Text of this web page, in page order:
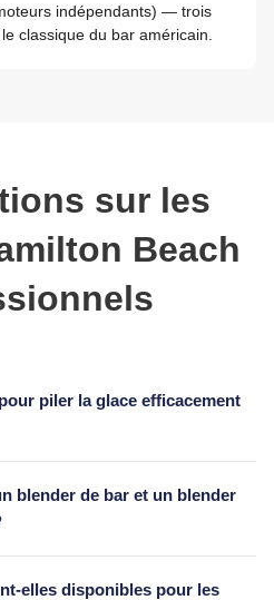
indépendants) — trois
classique du bar américain.
sur les
Beach
piler la glace efficacement
blender de bar et un blender
elles disponibles pour les